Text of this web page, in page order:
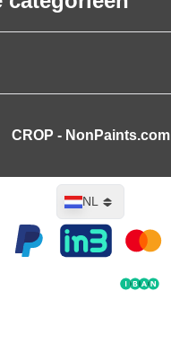
CROP - NonPaints.com
NL